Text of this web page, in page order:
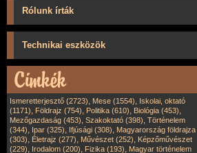
Rólunk írták
Technikai eszközök
Ismeretterjesztő (2723), Mese (1554), Iskolai, oktató
(1171), Földrajz (754), Politika (610), Biológia (453),
Mezőgazdaság (453), Szakoktató (398), Történelem
(344), Ipar (325), Ifjúsági (308), Magyarország földrajza
(303), Életrajz (277), Művészet (252), Képzőművészet
(229), Irodalom (200), Fizika (193), Magyar történelem